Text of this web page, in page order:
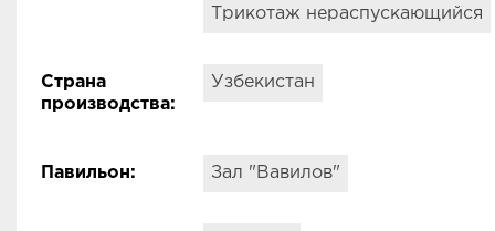
Трикотаж нераспускающийся
Страна
производства:
Узбекистан
Павильон: Зал "Вавилов"